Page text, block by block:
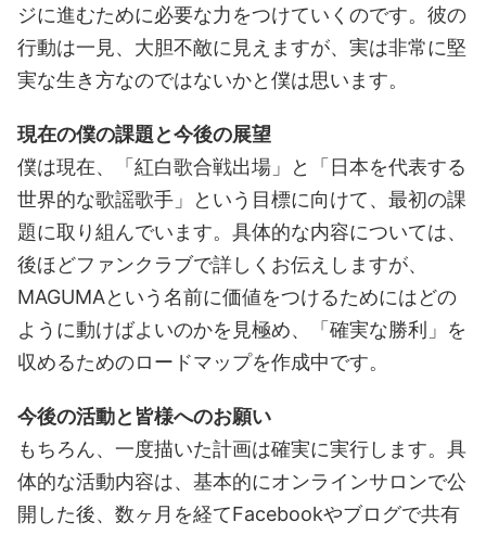
ジに進むために必要な力をつけていくのです。彼の
行動は一見、大胆不敵に見えますが、実は非常に堅
実な生き方なのではないかと僕は思います。
現在の僕の課題と今後の展望
僕は現在、「紅白歌合戦出場」と「日本を代表する
世界的な歌謡歌手」という目標に向けて、最初の課
題に取り組んでいます。具体的な内容については、
後ほどファンクラブで詳しくお伝えしますが、
MAGUMAという名前に価値をつけるためにはどの
ように動けばよいのかを見極め、「確実な勝利」を
収めるためのロードマップを作成中です。
今後の活動と皆様へのお願い
もちろん、一度描いた計画は確実に実行します。具
体的な活動内容は、基本的にオンラインサロンで公
開した後、数ヶ月を経てFacebookやブログで共有